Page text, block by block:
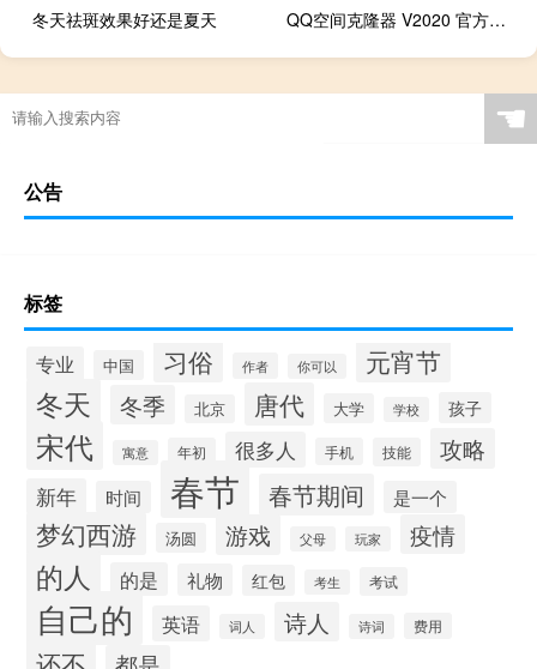
冬天祛斑效果好还是夏天
QQ空间克隆器 V2020 官方免费版（QQ空间克隆器 V2020 官方免费版功能简介）
☚
公告
标签
专业 中国 习俗 作者 你可以 元宵节
冬天 冬季 北京 唐代 大学 学校 孩子
宋代 寓意 年初 很多人 手机 技能 攻略
新年 时间 春节 春节期间 是一个
梦幻西游 汤圆 游戏 父母 玩家 疫情
的人 的是 礼物 红包 考生 考试
自己的 英语 词人 诗人 诗词 费用